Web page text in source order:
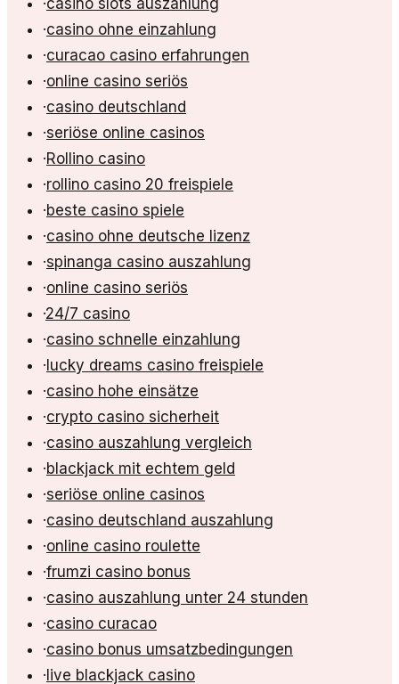
·casino slots auszahlung
·casino ohne einzahlung
·curacao casino erfahrungen
·online casino seriös
·casino deutschland
·seriöse online casinos
·Rollino casino
·rollino casino 20 freispiele
·beste casino spiele
·casino ohne deutsche lizenz
·spinanga casino auszahlung
·online casino seriös
·24/7 casino
·casino schnelle einzahlung
· lucky dreams casino freispiele
·casino hohe einsätze
·crypto casino sicherheit
·casino auszahlung vergleich
·blackjack mit echtem geld
·seriöse online casinos
·casino deutschland auszahlung
·online casino roulette
·frumzi casino bonus
·casino auszahlung unter 24 stunden
·casino curacao
·casino bonus umsatzbedingungen
· live blackjack casino